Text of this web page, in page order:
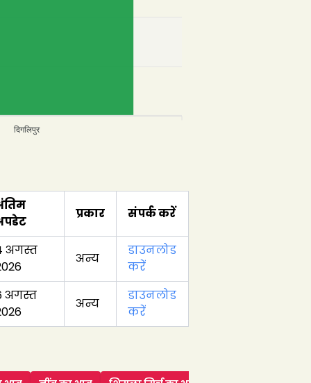
दिगलिपुर
प्रकार संपर्क करें
अगस्त
अन्य
डाउनलोड
करें
अगस्त
अन्य
डाउनलोड
करें